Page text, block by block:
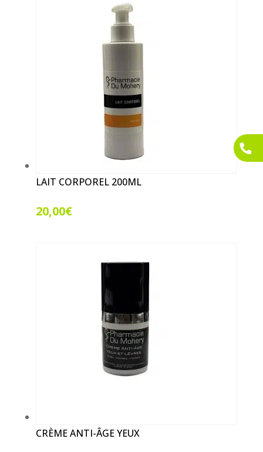
LAIT CORPOREL 200ML
20,00€
CRÈME ANTI-ÂGE YEUX